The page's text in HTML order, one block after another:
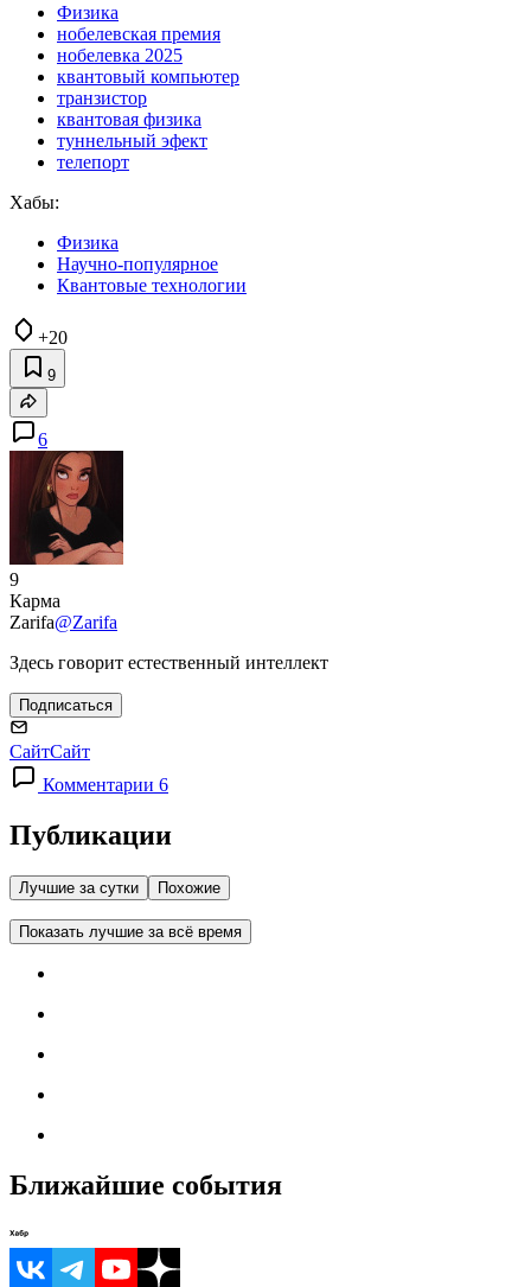
Физика
нобелевская премия
нобелевка 2025
квантовый компьютер
транзистор
квантовая физика
туннельный эфект
телепорт
Хабы:
Физика
Научно-популярное
Квантовые технологии
+20
9
6
9
Карма
Zarifa@Zarifa
Здесь говорит естественный интеллект
Подписаться
СайтСайт
Комментарии 6
Публикации
Лучшие за сутки Похожие
Показать лучшие за всё время
Ближайшие события